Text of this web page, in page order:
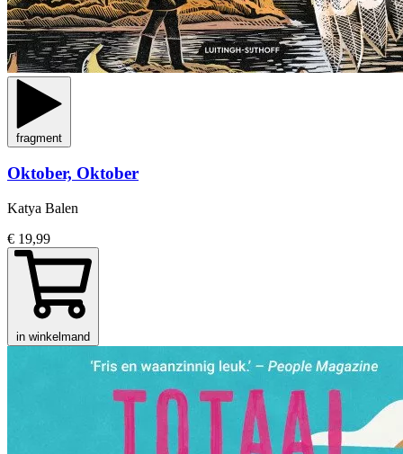
fragment
Oktober, Oktober
Katya Balen
€ 19,99
in winkelmand